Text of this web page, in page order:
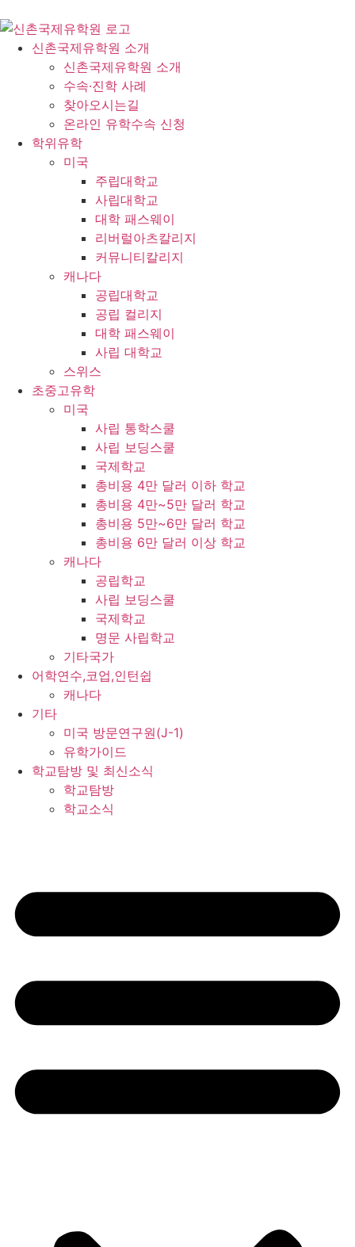
신촌국제유학원 소개
신촌국제유학원 소개
수속·진학 사례
찾아오시는길
온라인 유학수속 신청
학위유학
미국
주립대학교
사립대학교
대학 패스웨이
리버럴아츠칼리지
커뮤니티칼리지
캐나다
공립대학교
공립 컬리지
대학 패스웨이
사립 대학교
스위스
초중고유학
미국
사립 통학스쿨
사립 보딩스쿨
국제학교
총비용 4만 달러 이하 학교
총비용 4만~5만 달러 학교
총비용 5만~6만 달러 학교
총비용 6만 달러 이상 학교
캐나다
공립학교
사립 보딩스쿨
국제학교
명문 사립학교
기타국가
어학연수,코업,인턴쉽
캐나다
기타
미국 방문연구원(J-1)
유학가이드
학교탐방 및 최신소식
학교탐방
학교소식